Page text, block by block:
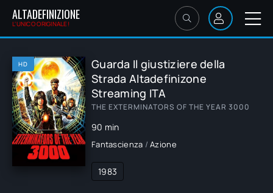
ALTADEFINIZIONE
L'UNICO ORIGINALE!
HD
Guarda Il giustiziere della
Strada Altadefinizone
Streaming ITA
THE EXTERMINATORS OF THE YEAR 3000
90 min
Fantascienza /Azione
1983